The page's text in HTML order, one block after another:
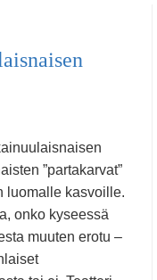
”partakarvat”
luomalle kasvoille.
onko kyseessä
muuten erotu –